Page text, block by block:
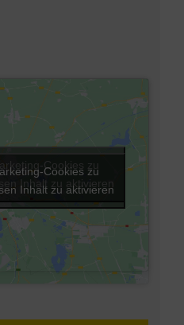
Cookies zu
Inhalt zu aktivieren
Cookies zu
Inhalt zu aktivieren